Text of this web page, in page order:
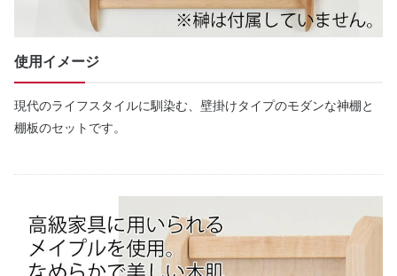
使用イメージ
現代のライフスタイルに馴染む、壁掛けタイプのモダンな神棚と
棚板のセットです。